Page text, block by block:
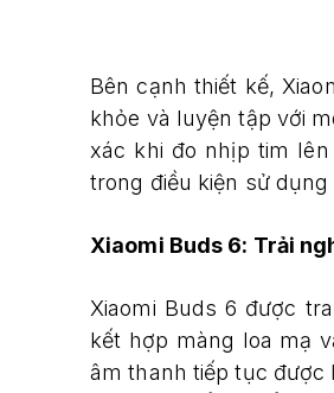
Bên cạnh thiết kế,
khỏe và luyện tập với
xác khi đo nhịp tim
trong điều kiện sử
Xiaomi Buds 6: Trải
Xiaomi Buds 6 được
kết hợp màng loa mạ
âm thanh tiếp tục được